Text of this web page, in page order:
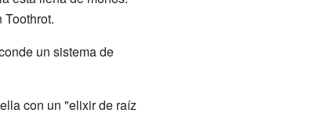
un sistema de
con un "elixir de raíz